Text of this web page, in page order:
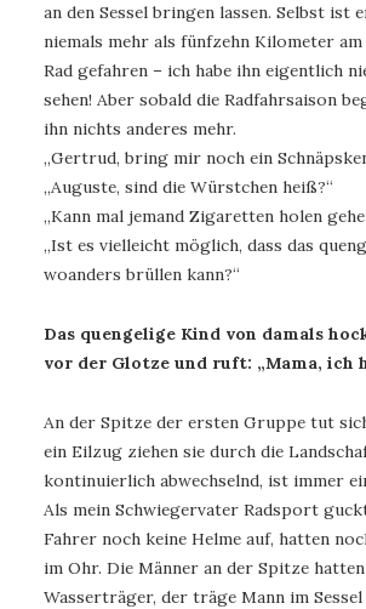
an den Sessel bringen lassen. Selbst ist
niemals mehr als fünfzehn Kilometer
Rad gefahren – ich habe ihn eigentlich
sehen! Aber sobald die Radfahrsaison
ihn nichts anderes mehr.
„Gertrud, bring mir noch ein
„Auguste, sind die Würstchen heiß?“
„Kann mal jemand Zigaretten holen
„Ist es vielleicht möglich, dass das
woanders brüllen kann?“
Das quengelige Kind von damals
vor der Glotze und ruft: „Mama, ich
An der Spitze der ersten Gruppe tut
ein Eilzug ziehen sie durch die
kontinuierlich abwechselnd, ist immer
Als mein Schwiegervater Radsport
Fahrer noch keine Helme auf, hatten
im Ohr. Die Männer an der Spitze
Wasserträger, der träge Mann im Sessel